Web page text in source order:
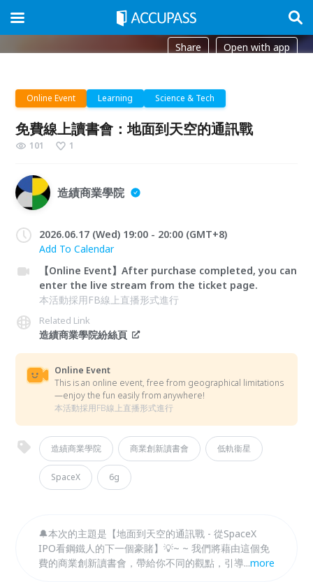
Share Open with app
Online Event Learning Science & Tech
免費線上讀書會：地面到天空的通訊戰
101 1
造績商業學院
2026.06.17 (Wed) 19:00 - 20:00 (GMT+8)
Add To Calendar
【Online Event】After purchase completed, you can
enter the live stream from the ticket page.
本活動採用FB線上直播形式進行
Related Link
造績商業學院紛絲頁
Online Event
This is an online event, free from geographical limitations
—enjoy the fun easily from anywhere!
本活動採用FB線上直播形式進行
造績商業學院 商業創新讀書會 低軌衞星
SpaceX 6g
🔔本次的主題是【地面到天空的通訊戰 - 從SpaceX
IPO看鋼鐵人的下一個豪賭】💡~ ~ 我們將藉由這個免
費的商業創新讀書會，帶給你不同的觀點，引導你思
...more